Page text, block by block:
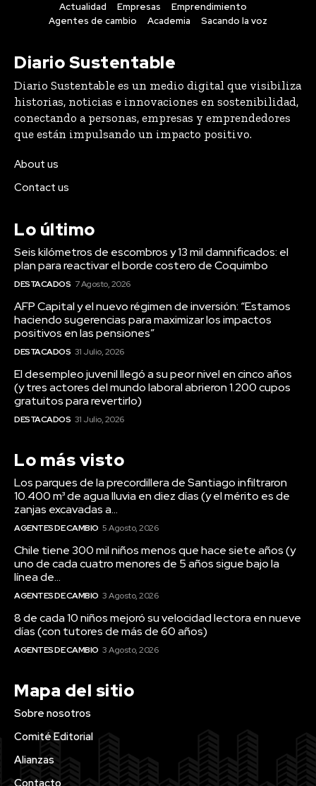
Actualidad Empresas
Emprendimiento
Agentes de cambio
Academia Sacando la voz
Diario Sustentable
Diario Sustentable es un medio digital que visibiliza
historias, noticias e innovaciones en sostenibilidad,
conectando a personas, empresas y emprendedores
que están impulsando un impacto positivo.
About us
Contact us
Lo último
Seis kilómetros de escombros y 13 mil damnificados: el
plan para reactivar el borde costero de Coquimbo
DESTACADOS 7 Agosto, 2026
AFP Capital y el nuevo régimen de inversión: “Estamos
haciendo sugerencias para maximizar los impactos
positivos en las pensiones”
DESTACADOS 31 Julio, 2026
El desempleo juvenil llegó a su peor nivel en cinco años
(y tres actores del mundo laboral abrieron 1.200 cupos
gratuitos para revertirlo)
DESTACADOS 31 Julio, 2026
Lo más visto
Los parques de la precordillera de Santiago infiltraron
10.400 m³ de agua lluvia en diez días (y el mérito es de
zanjas excavadas a...
AGENTES DE CAMBIO 5 Agosto, 2026
Chile tiene 300 mil niños menos que hace siete años (y
uno de cada cuatro menores de 5 años sigue bajo la
línea de...
AGENTES DE CAMBIO 3 Agosto, 2026
8 de cada 10 niños mejoró su velocidad lectora en nueve
días (con tutores de más de 60 años)
AGENTES DE CAMBIO 3 Agosto, 2026
Mapa del sitio
Sobre nosotros
Comité Editorial
Alianzas